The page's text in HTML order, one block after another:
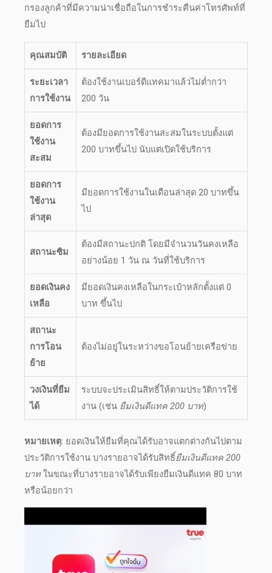
กรองลูกค้าที่มีความน่าเชื่อถือในการชำระคืนค่าโทรศัพท์ที่
ยืมไป
คุณสมบัติ รายละเอียด
ระยะเวลา
การใช้งาน
ต้องใช้งานเบอร์ดีแทคมาแล้วไม่ต่ำกว่า
200 วัน
ยอดการ
ใช้งาน
สะสม
ต้องมียอดการใช้งานสะสมในระบบตั้งแต่
200 บาทขึ้นไป นับแต่เปิดใช้บริการ
ยอดการ
ใช้งาน
ล่าสุด
มียอดการใช้งานในเดือนล่าสุด 20 บาทขึ้น
ไป
สถานะซิม
ต้องมีสถานะปกติ โดยมีจำนวนวันคงเหลือ
อย่างน้อย 1 วัน ณ วันที่ใช้บริการ
ยอดเงินคง
เหลือ
มียอดเงินคงเหลือในกระเป๋าหลักตั้งแต่ 0
บาท ขึ้นไป
สถานะ
การโอน
ย้าย
ต้องไม่อยู่ในระหว่างขอโอนย้ายเครือข่าย
วงเงินที่ยืม
ได้
ระบบจะประเมินสิทธิ์ให้ตามประวัติการใช้
งาน (เช่น ยืมเงินดีแทค 200 บาท)
หมายเหตุ: ยอดเงินให้ยืมที่คุณได้รับอาจแตกต่างกันไปตาม
ประวัติการใช้งาน บางรายอาจได้รับสิทธิ์ยืมเงินดีแทค 200
บาทในขณะที่บางรายอาจได้รับเพียงยืมเงินดีแทค 80 บาท
หรือน้อยกว่า